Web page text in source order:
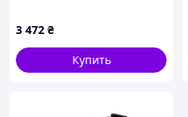
380 метров, 8H6ME84886
3 472 ₴
Купить